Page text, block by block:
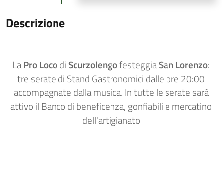
Descrizione
LaPro LocodiScurzolengofesteggiaSan Lorenzo:
tre serate di Stand Gastronomici dalle ore 20:00
accompagnate dalla musica. In tutte le serate sarà
attivo il Banco di beneficenza, gonfiabili e mercatino
dell'artigianato